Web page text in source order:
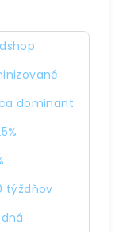
dominant
týždňov